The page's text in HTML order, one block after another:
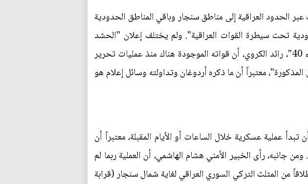
الحدود العراقية إلى مناطق سنجار وباقي المناطق الحدودية
تحت سيطرة القوات العراقية". ولم يختلف إعلان "الحشد
الشعبي" عن سابقيه، بل جاء مكملاً لها، إذ أكد قائد المحور الشمالي في "اللواء 40"، رائد الكروي، أن قواته الموجودة هناك منذ عمليات تحرير
معتبراً أن ما ذكره أردوغان وتداولته وسائل إعلام هو
عملية عسكرية خلال الساعات أو الأيام المقبلة، معتبراً أن
جانبه، رأى الخبير الأمني هشام الهاشمي، أن العملية ربما لم
من المثلث التركي السوري العراقي لغاية شمال سنجار (قرابة